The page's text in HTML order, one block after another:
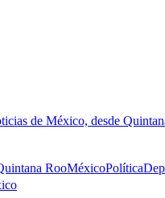
de México, desde
RooMéxicoPolítica